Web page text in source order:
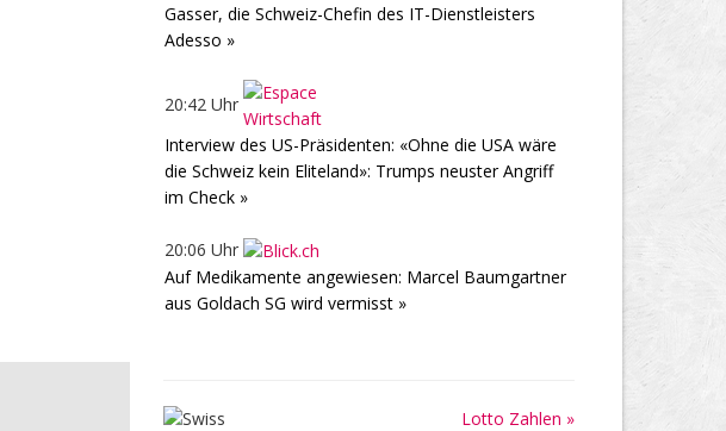
Gasser, die Schweiz-Chefin des IT-Dienstleisters
Adesso »
20:42 Uhr
Interview des US-Präsidenten: «Ohne die USA wäre
die Schweiz kein Eliteland»: Trumps neuster Angriff
im Check »
20:06 Uhr
Auf Medikamente angewiesen: Marcel Baumgartner
aus Goldach SG wird vermisst »
Lotto Zahlen »